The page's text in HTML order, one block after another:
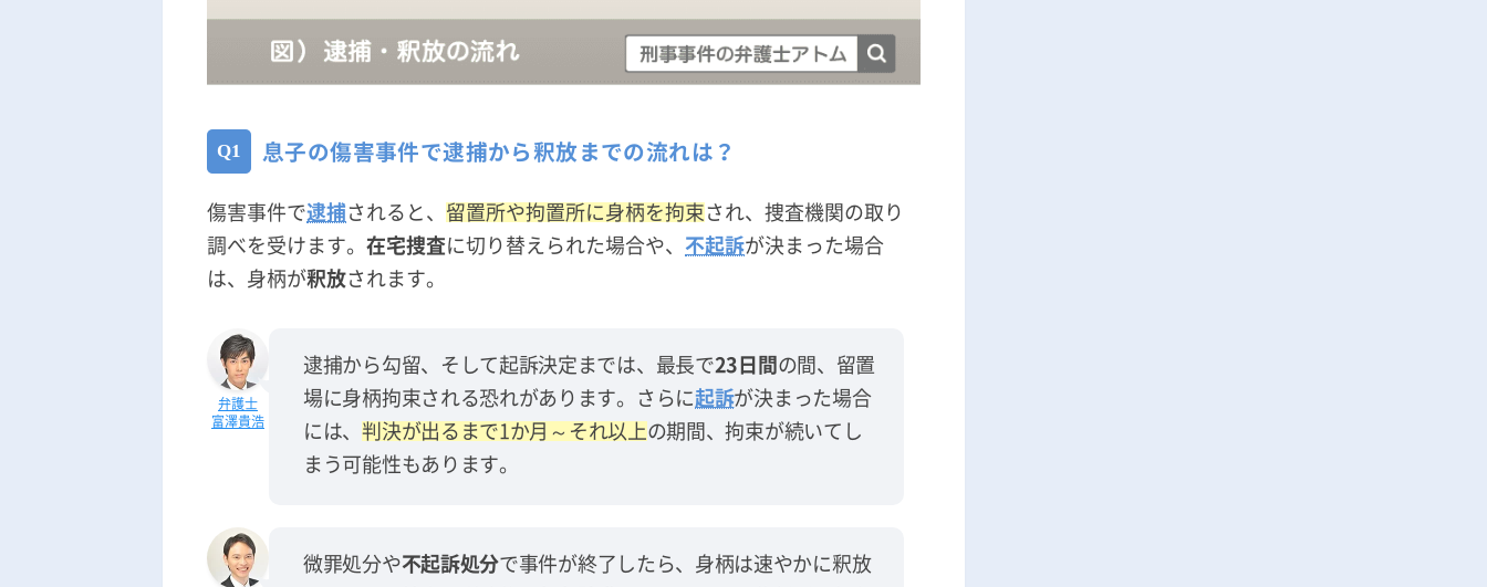
息子の傷害事件で逮捕から釈放までの流れは？
傷害事件で逮捕されると、 留置所や拘置所に身柄を拘束 され、捜査機関の取り
調べを受けます。 在宅捜査に切り替えられた場合や、 不起訴が決まった場合
は、身柄が釈放されます。
富澤貴浩
逮捕から勾留、そして起訴決定までは、最長で23日間 の間、留置
場に身柄拘束される恐れがあります。さらに起訴が決まった場合
には、判決が出るまで1か月～それ以上の期間、拘束が続いてし
まう可能性もあります。
微罪処分や不起訴処分で事件が終了したら、身柄は速やかに釈放